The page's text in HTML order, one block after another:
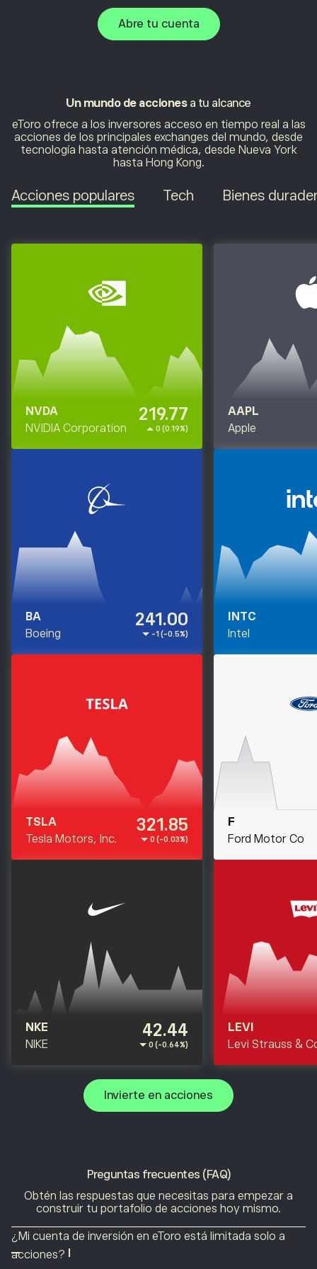
Abre tu cuenta
Un mundo de accionesa tu alcance
eToro ofrece a los inversores acceso en tiempo real a las
acciones de los principales exchanges del mundo, desde
tecnología hasta atención médica, desde Nueva York
hasta Hong Kong.
Acciones populares Tech Bienes
NVDA
NVIDIA Corporation
219.77
0 (0.19%)
AAPL
Apple
BA
Boeing
241.00
-1 (-0.5%)
INTC
Intel
TSLA
Tesla Motors, Inc.
321.85
0 (-0.03%)
F
Ford Motor Co
NKE
NIKE
42.44
0 (-0.64%)
LEVI
Levi Strauss &
Invierte en acciones
Preguntas frecuentes (FAQ)
Obtén las respuestas que necesitas para empezar a
construir tu portafolio de acciones hoy mismo.
¿Mi cuenta de inversión en eToro está limitada solo a
acciones?